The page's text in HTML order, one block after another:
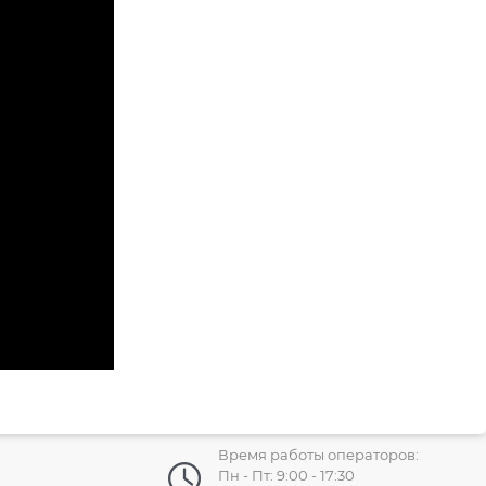
Время работы операторов:
Пн - Пт: 9:00 - 17:30